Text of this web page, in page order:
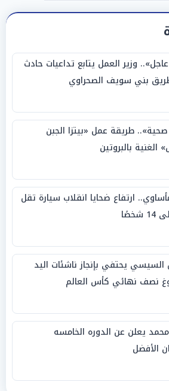
وزير العمل يتابع تداعيات حادث
بني سويف الصحراوي
طريقة عمل «بيتزا الجبن
الغنية بالبروتين
ارتفاع ضحايا انقلاب سيارة تقل
السيسي يحتفي بإنجاز ناشئات اليد
نصف نهائي كأس العالم
يعلن عن الدوره الخامسه
الأفضل